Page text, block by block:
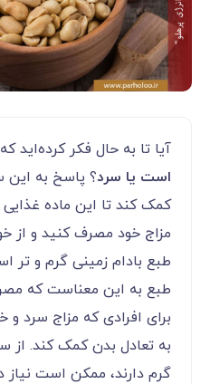
آیا تا به حال فکر کرده‌اید که
است یا سرد؟ پاسخ به این
کمک کند تا این ماده
مزاج خود مصرف کنید و از
طبع بادام زمینی گرم و
طبع به این معناست که
برای افرادی که مزاج سرد
به تعادل بدن کمک کند. از
گرم دارند، ممکن است نیاز